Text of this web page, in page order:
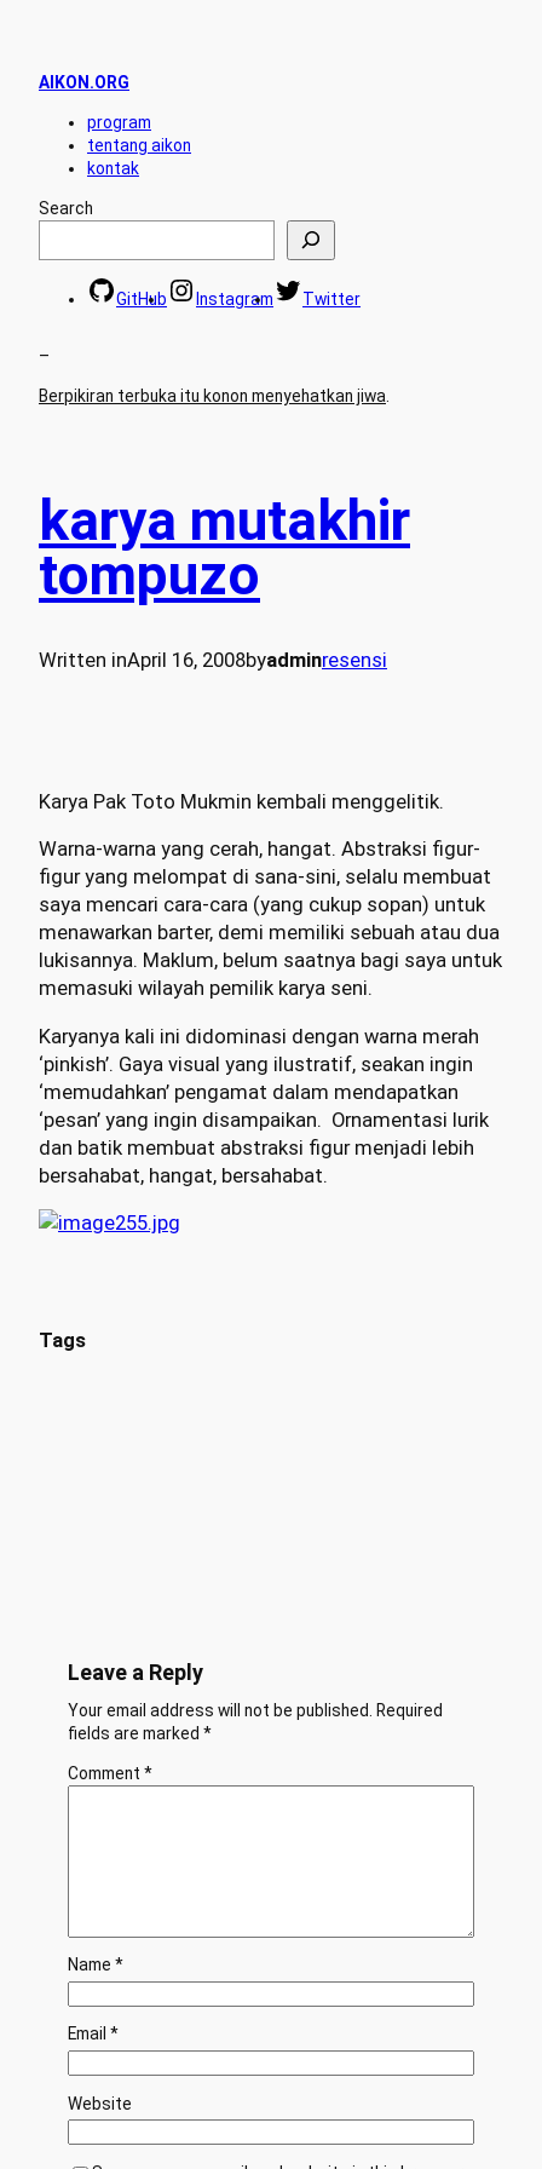
AIKON.ORG
program
tentang aikon
kontak
Search
GitHub Instagram Twitter
–
Berpikiran terbuka itu konon menyehatkan jiwa
karya mutakhir
tompuzo
Written inApril 16, 2008byadminresensi
Karya Pak Toto Mukmin kembali menggelitik.
Warna-warna yang cerah, hangat. Abstraksi figur-
figur yang melompat di sana-sini, selalu membuat
saya mencari cara-cara (yang cukup sopan) untuk
menawarkan barter, demi memiliki sebuah atau dua
lukisannya. Maklum, belum saatnya bagi saya untuk
memasuki wilayah pemilik karya seni.
Karyanya kali ini didominasi dengan warna merah
‘pinkish’. Gaya visual yang ilustratif, seakan ingin
‘memudahkan’ pengamat dalam mendapatkan
‘pesan’ yang ingin disampaikan. Ornamentasi lurik
dan batik membuat abstraksi figur menjadi lebih
bersahabat, hangat, bersahabat.
Tags
Leave a Reply
Your email address will not be published.
Required
fields are marked *
Comment *
Name *
Email *
Website